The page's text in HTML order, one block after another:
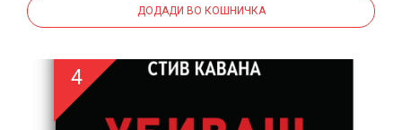
ДОДАДИ ВО КОШНИЧКА
4